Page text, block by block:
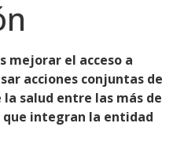
mejorar el acceso a
acciones conjuntas de
salud entre las más de
que integran la entidad